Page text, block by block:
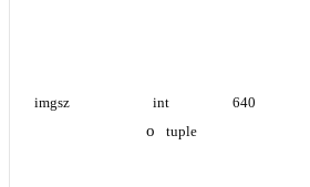
imgsz int
o tuple
640